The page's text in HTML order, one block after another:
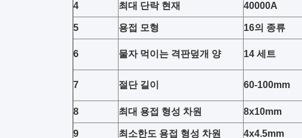
4 최대 단락 현재 40000A
5 용접 모형 16의 종류
6 물자 먹이는 격판덮개 양 14 세트
7 절단 길이 60-100mm
8 최대 용접 형성 차원 8x10mm
9 최소한도 용접 형성 차원 4x4.5mm